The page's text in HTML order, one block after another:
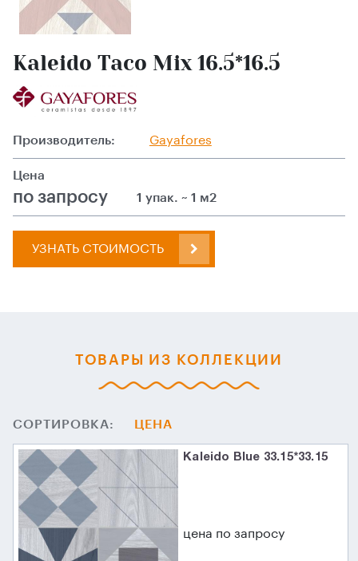
Kaleido Taco Mix 16.5*16.5
Производитель: Gayafores
Цена
по запросу 1 упак. ~ 1 м2
УЗНАТЬ СТОИМОСТЬ
ТОВАРЫ ИЗ КОЛЛЕКЦИИ
СОРТИРОВКА: ЦЕНА
Kaleido Blue 33.15*33.15
цена по запросу